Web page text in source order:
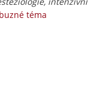
téma